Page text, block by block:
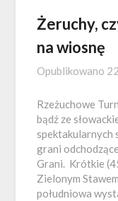
Żeruchy,
na wiosnę
Opublikowano
Rzeżuchowe
bądź ze
spektakularnych
grani
Grani. Krótkie
Zielonym
południowa